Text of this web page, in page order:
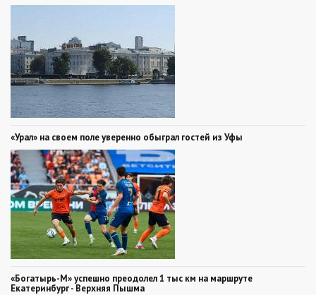
«Урал» на своем поле уверенно обыграл гостей из Уфы
«Богатырь-М» успешно преодолел 1 тыс км на маршруте
Екатеринбург - Верхняя Пышма